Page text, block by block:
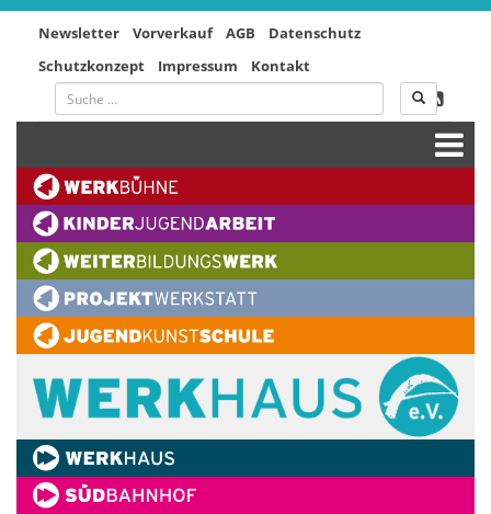
Newsletter Vorverkauf AGB
Datenschutz
Schutzkonzept
Impressum Kontakt